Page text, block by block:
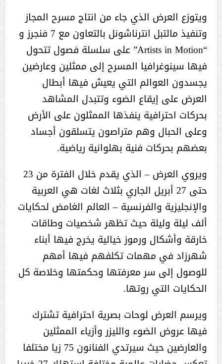
ويتوزع العرض الذي جاء من انتاج مسرح المجاز
وتنفيذ مالتبل انترناشونل بالتعاون مع 7 فنجرز و
“Artists in Motion” على سلسلة فصول تتحول
فيها سينوغرافيا المسرح إلى ممثلين وعارضين
يجسدون العوالم التي يعيش فيها أبطال
العرض على إيقاع الضوء وتتبدل المشاهد
بحركات احترافية ينفذها الممثلون على الأرض
وعلى الحبال وهم متراصون يتسلقون أجساد
بعضهم بحركات فنية بهلوانية رياضية.
ويروي العرض – الذي يقدم خلال الفترة من 23
حتى 27 أبريل الجاري بثلاث لغات هي العربية
والإنجليزية والفرنسية – العالم الغامض لحكايات
ألف ليلة وليلة حيث تظهر شخصيات وطاقات
خارقة وأشكال ورموز خيالية يخرج فيها أبناء
شهرزاد في مهمات تكلفهم فيها أمهم
للوصول إلى سر معرفتها وحكمتها وخلاصة كل
الحكايات التي روتها.
ويرسم العرض لوحات بصرية احترافية تشترك
فيها عروض الضوء والليزر وأزياء الممثلين
والعارضين حيث سيرتدي الفنانون 75 زيا مختلفا